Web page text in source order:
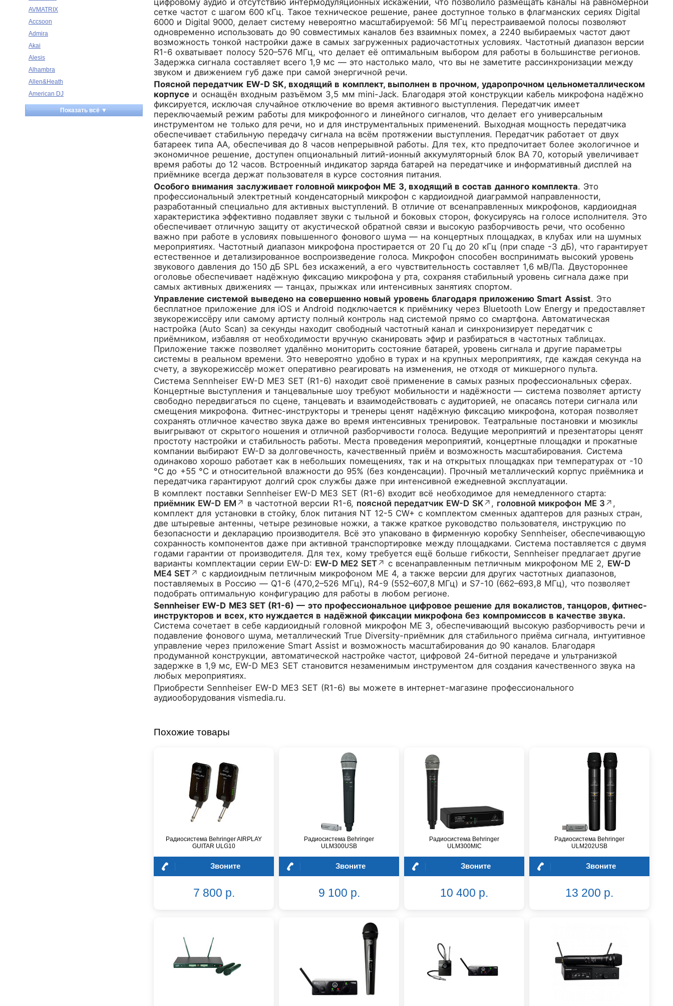
AVMATRIX
Accsoon
Admira
Akai
Alesis
Alhambra
Allen&Heath
American DJ
Ampeg
Apart
Показать всё ▼
сетке частот с шагом 600 кГц. Такое техническое решение, ранее доступное только в флагманских сериях Digital
6000 и Digital 9000, делает систему невероятно масштабируемой: 56 МГц перестраиваемой полосы позволяют
одновременно использовать до 90 совместимых каналов без взаимных помех, а 2240 выбираемых частот дают
возможность тонкой настройки даже в самых загруженных радиочастотных условиях. Частотный диапазон версии
R1-6 охватывает полосу 520–576 МГц, что делает её оптимальным выбором для работы в большинстве регионов.
Задержка сигнала составляет всего 1,9 мс — это настолько мало, что вы не заметите рассинхронизации между
звуком и движением губ даже при самой энергичной речи.
Поясной передатчик EW-D SK, входящий в комплект, выполнен в прочном, ударопрочном цельнометаллическом
корпусе и оснащён входным разъёмом 3,5 мм mini-Jack. Благодаря этой конструкции кабель микрофона надёжно
фиксируется, исключая случайное отключение во время активного выступления. Передатчик имеет
переключаемый режим работы для микрофонного и линейного сигналов, что делает его универсальным
инструментом не только для речи, но и для инструментальных применений. Выходная мощность передатчика
обеспечивает стабильную передачу сигнала на всём протяжении выступления. Передатчик работает от двух
батареек типа AA, обеспечивая до 8 часов непрерывной работы. Для тех, кто предпочитает более экологичное и
экономичное решение, доступен опциональный литий-ионный аккумуляторный блок BA 70, который увеличивает
время работы до 12 часов. Встроенный индикатор заряда батарей на передатчике и информативный дисплей на
приёмнике всегда держат пользователя в курсе состояния питания.
Особого внимания заслуживает головной микрофон ME 3, входящий в состав данного комплекта. Это
профессиональный электретный конденсаторный микрофон с кардиоидной диаграммой направленности,
разработанный специально для активных выступлений. В отличие от всенаправленных микрофонов, кардиоидная
характеристика эффективно подавляет звуки с тыльной и боковых сторон, фокусируясь на голосе исполнителя. Это
обеспечивает отличную защиту от акустической обратной связи и высокую разборчивость речи, что особенно
важно при работе в условиях повышенного фонового шума — на концертных площадках, в клубах или на шумных
мероприятиях. Частотный диапазон микрофона простирается от 20 Гц до 20 кГц (при спаде -3 дБ), что гарантирует
естественное и детализированное воспроизведение голоса. Микрофон способен воспринимать высокий уровень
звукового давления до 150 дБ SPL без искажений, а его чувствительность составляет 1,6 мВ/Па. Двустороннее
оголовье обеспечивает надёжную фиксацию микрофона у рта, сохраняя стабильный уровень сигнала даже при
самых активных движениях — танцах, прыжках или интенсивных занятиях спортом.
Управление системой выведено на совершенно новый уровень благодаря приложению Smart Assist. Это
бесплатное приложение для iOS и Android подключается к приёмнику через Bluetooth Low Energy и предоставляет
звукорежиссёру или самому артисту полный контроль над системой прямо со смартфона. Автоматическая
настройка (Auto Scan) за секунды находит свободный частотный канал и синхронизирует передатчик с
приёмником, избавляя от необходимости вручную сканировать эфир и разбираться в частотных таблицах.
Приложение также позволяет удалённо мониторить состояние батарей, уровень сигнала и другие параметры
системы в реальном времени. Это невероятно удобно в турах и на крупных мероприятиях, где каждая секунда на
счету, а звукорежиссёр может оперативно реагировать на изменения, не отходя от микшерного пульта.
Система Sennheiser EW-D ME3 SET (R1-6) находит своё применение в самых разных профессиональных сферах.
Концертные выступления и танцевальные шоу требуют мобильности и надёжности — система позволяет артисту
свободно передвигаться по сцене, танцевать и взаимодействовать с аудиторией, не опасаясь потери сигнала или
смещения микрофона. Фитнес-инструкторы и тренеры ценят надёжную фиксацию микрофона, которая позволяет
сохранять отличное качество звука даже во время интенсивных тренировок. Театральные постановки и мюзиклы
выигрывают от скрытого ношения и отличной разборчивости голоса. Ведущие мероприятий и презентаторы ценят
простоту настройки и стабильность работы. Места проведения мероприятий, концертные площадки и прокатные
компании выбирают EW-D за долговечность, качественный приём и возможность масштабирования. Система
одинаково хорошо работает как в небольших помещениях, так и на открытых площадках при температурах от -10
°C до +55 °C и относительной влажности до 95% (без конденсации). Прочный металлический корпус приёмника и
передатчика гарантируют долгий срок службы даже при интенсивной ежедневной эксплуатации.
В комплект поставки Sennheiser EW-D ME3 SET (R1-6) входит всё необходимое для немедленного старта:
приёмник EW-D EM ↗ в частотной версии R1-6, поясной передатчик EW-D SK↗ , головной микрофон ME 3 ↗ ,
комплект для установки в стойку, блок питания NT 12-5 CW+ с комплектом сменных адаптеров для разных стран,
две штыревые антенны, четыре резиновые ножки, а также краткое руководство пользователя, инструкцию по
безопасности и декларацию производителя. Всё это упаковано в фирменную коробку Sennheiser, обеспечивающую
сохранность компонентов даже при активной транспортировке между площадками. Система поставляется с двумя
годами гарантии от производителя. Для тех, кому требуется ещё больше гибкости, Sennheiser предлагает другие
варианты комплектации серии EW-D: EW-D ME2 SET↗ с всенаправленным петличным микрофоном ME 2, EW-D
ME4 SET↗ с кардиоидным петличным микрофоном ME 4, а также версии для других частотных диапазонов,
поставляемых в Россию — Q1-6 (470,2–526 МГц), R4-9 (552–607,8 МГц) и S7-10 (662–693,8 МГц), что позволяет
подобрать оптимальную конфигурацию для работы в любом регионе.
Sennheiser EW-D ME3 SET (R1-6) — это профессиональное цифровое решение для вокалистов, танцоров, фитнес-
инструкторов и всех, кто нуждается в надёжной фиксации микрофона без компромиссов в качестве звука.
Система сочетает в себе кардиоидный головной микрофон ME 3, обеспечивающий высокую разборчивость речи и
подавление фонового шума, металлический True Diversity-приёмник для стабильного приёма сигнала, интуитивное
управление через приложение Smart Assist и возможность масштабирования до 90 каналов. Благодаря
продуманной конструкции, автоматической настройке частот, цифровой 24-битной передаче и ультранизкой
задержке в 1,9 мс, EW-D ME3 SET становится незаменимым инструментом для создания качественного звука на
любых мероприятиях.
Приобрести Sennheiser EW-D ME3 SET (R1-6) вы можете в интернет-магазине профессионального
аудиооборудования vismedia.ru.
Похожие товары
Радиосистема Behringer AIRPLAY
GUITAR ULG10
Звоните
7 800 р.
Радиосистема Behringer
ULM300USB
Звоните
9 100 р.
Радиосистема Behringer
ULM300MIC
Звоните
10 400 р.
Радиосистема Behringer
ULM202USB
Звоните
13 200 р.